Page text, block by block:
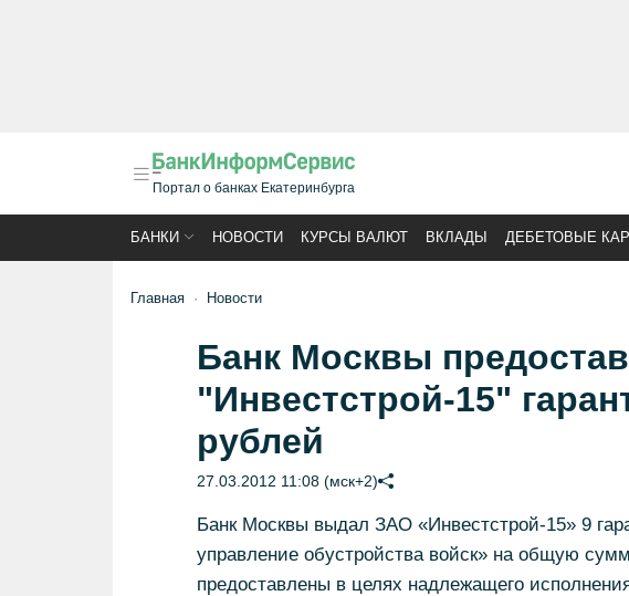
Портал о банках Екатеринбурга
БАНКИ НОВОСТИ КУРСЫ ВАЛЮТ ВКЛАДЫ ДЕБЕТОВЫЕ
Главная Новости
Банк Москвы
"Инвестстрой-15"
рублей
27.03.2012 11:08 (мск+2)
Банк Москвы выдал ЗАО «Инвестстрой-15» 9
управление обустройства войск» на общую
предоставлены в целях надлежащего